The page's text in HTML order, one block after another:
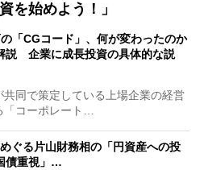
を始めよう！」
「CGコード」、何が変わったのか
説 企業に成長投資の具体的な説
同で策定している上場企業の経営
コーポレート…
ぐる片山財務相の「円資産への投
債重視」…